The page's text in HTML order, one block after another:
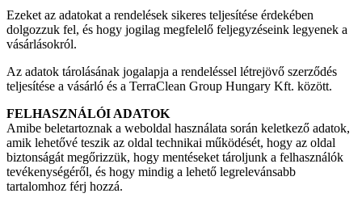
Ezeket az adatokat a rendelések sikeres teljesítése érdekében
dolgozzuk fel, és hogy jogilag megfelelő feljegyzéseink legyenek a
vásárlásokról.
Az adatok tárolásának jogalapja a rendeléssel létrejövő szerződés
teljesítése a vásárló és a TerraClean Group Hungary Kft. között.
FELHASZNÁLÓI ADATOK
Amibe beletartoznak a weboldal használata során keletkező adatok,
amik lehetővé teszik az oldal technikai működését, hogy az oldal
biztonságát megőrizzük, hogy mentéseket tároljunk a felhasználók
tevékenységéről, és hogy mindig a lehető legrelevánsabb
tartalomhoz férj hozzá.